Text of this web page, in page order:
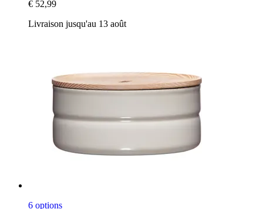
€ 52,99
Livraison jusqu'au 13 août
6 options